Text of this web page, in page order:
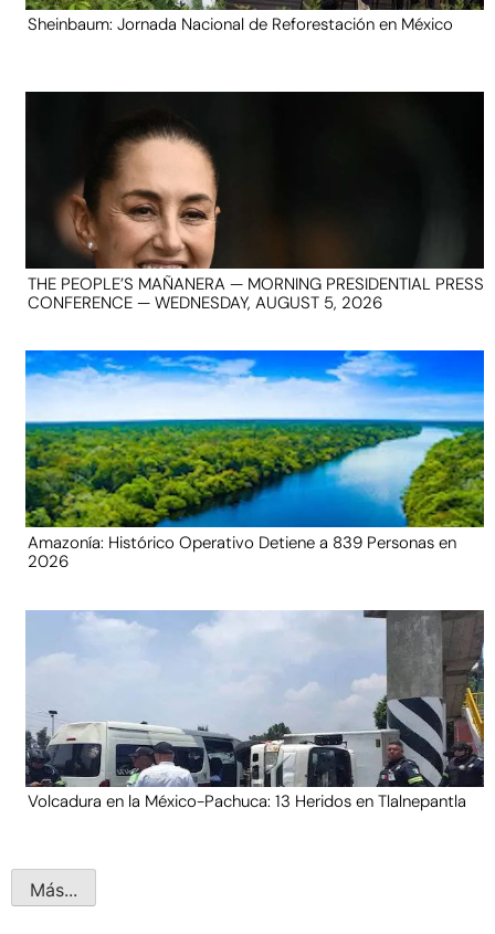
Sheinbaum: Jornada Nacional de Reforestación en México
THE PEOPLE’S MAÑANERA — MORNING PRESIDENTIAL PRESS
CONFERENCE — WEDNESDAY, AUGUST 5, 2026
Amazonía: Histórico Operativo Detiene a 839 Personas en
2026
Volcadura en la México-Pachuca: 13 Heridos en Tlalnepantla
Más...